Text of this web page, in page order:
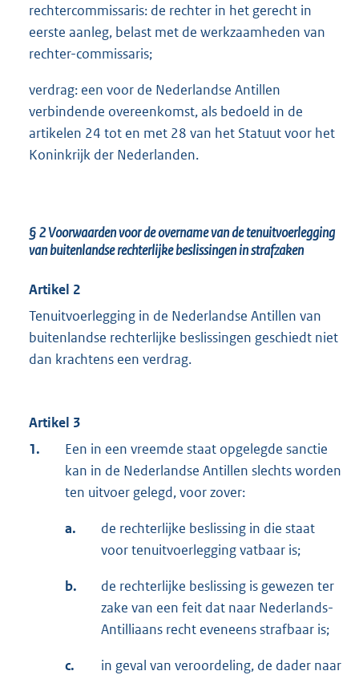
rechtercommissaris: de rechter in het gerecht in
eerste aanleg, belast met de werkzaamheden van
rechter-commissaris;
verdrag: een voor de Nederlandse Antillen
verbindende overeenkomst, als bedoeld in de
artikelen 24 tot en met 28 van het Statuut voor het
Koninkrijk der Nederlanden.
§ 2Voorwaarden voor de overname van de tenuitvoerlegging
van buitenlandse rechterlijke beslissingen in strafzaken
Artikel 2
Tenuitvoerlegging in de Nederlandse Antillen van
buitenlandse rechterlijke beslissingen geschiedt niet
dan krachtens een verdrag.
Artikel 3
1.
Een in een vreemde staat opgelegde sanctie
kan in de Nederlandse Antillen slechts worden
ten uitvoer gelegd, voor zover:
a.
de rechterlijke beslissing in die staat
voor tenuitvoerlegging vatbaar is;
b.
de rechterlijke beslissing is gewezen ter
zake van een feit dat naar Nederlands-
Antilliaans recht eveneens strafbaar is;
c.
in geval van veroordeling, de dader naar